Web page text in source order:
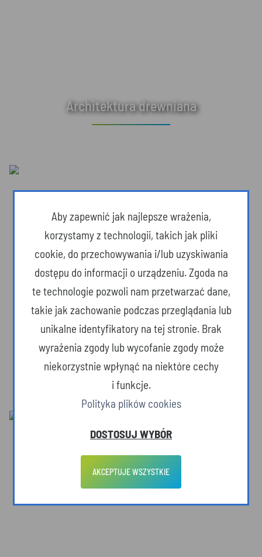
Architektura drewniana
Dzika przyroda
Aby zapewnić jak najlepsze wrażenia,
korzystamy z technologii, takich jak pliki
cookie, do przechowywania i/lub uzyskiwania
dostępu do informacji o urządzeniu. Zgoda na
te technologie pozwoli nam przetwarzać dane,
takie jak zachowanie podczas przeglądania lub
unikalne identyfikatory na tej stronie. Brak
wyrażenia zgody lub wycofanie zgody może
niekorzystnie wpłynąć na niektóre cechy
i funkcje.
Polityka plików cookies
DOSTOSUJ WYBÓR
AKCEPTUJE WSZYSTKIE